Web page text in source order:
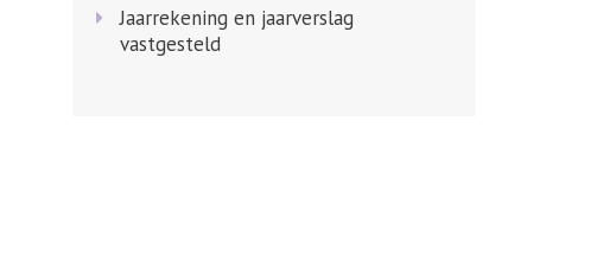
Jaarrekening en jaarverslag
vastgesteld